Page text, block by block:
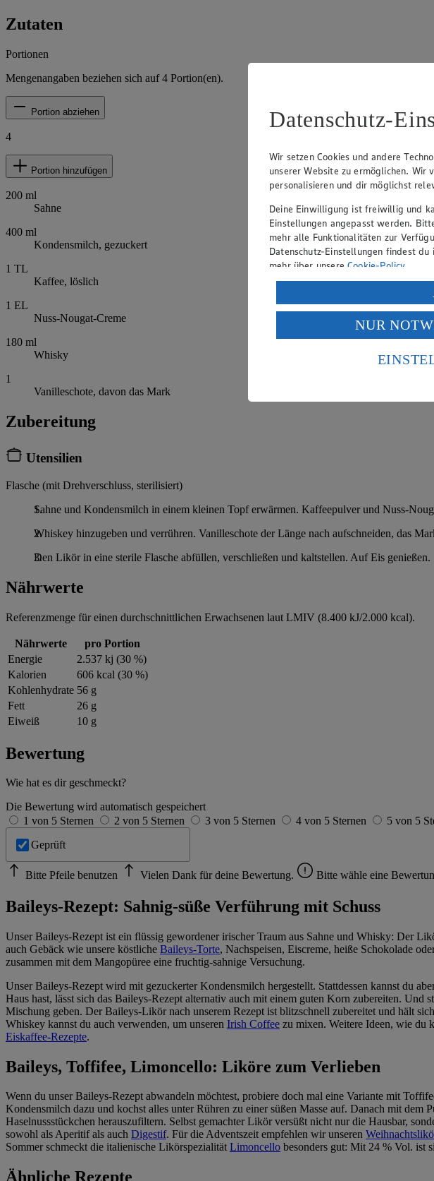
Zutaten
Portionen
Mengenangaben beziehen sich auf4 Portion(en).
Portion abziehen
4
Portion hinzufügen
200 ml
Sahne
400 ml
Kondensmilch, gezuckert
1 TL
Kaffee, löslich
1 EL
Nuss-Nougat-Creme
180 ml
Whisky
1
Vanilleschote, davon das Mark
Zubereitung
Utensilien
Flasche (mit Drehverschluss, sterilisiert)
Sahne und Kondensmilch in einem kleinen Topf erwärmen. Kaffeepulver und Nuss-
Whiskey hinzugeben und verrühren. Vanilleschote der Länge nach aufschneiden, das
Den Likör in eine sterile Flasche abfüllen, verschließen und kaltstellen. Auf Eis genießen.
Nährwerte
Referenzmenge für einen durchschnittlichen Erwachsenen laut LMIV (8.400 kJ/2.000 kcal).
Nährwerte
pro Portion
Energie
2.537 kj (30 %)
Kalorien
606 kcal (30 %)
Kohlenhydrate 56 g
Fett
26 g
Eiweiß
10 g
Bewertung
Wie hat es dir geschmeckt?
Die Bewertung wird automatisch gespeichert
1 von 5 Sternen
2 von 5 Sternen 3 von 5 Sternen 4 von 5 Sternen
5 von 5
Geprüft
Bitte Pfeile benutzen Vielen Dank für deine Bewertung. Bitte wähle eine
Baileys-Rezept: Sahnig-süße Verführung mit Schuss
Unser Baileys-Rezept ist ein flüssig gewordener irischer Traum aus Sahne und Whisky: Der
auch Gebäck wie unsere köstliche Baileys-Torte, Nachspeisen, Eiscreme, heiße Schokolade
zusammen mit dem Mangopüree eine fruchtig-sahnige Versuchung.
Unser Baileys-Rezept wird mit gezuckerter Kondensmilch hergestellt. Stattdessen kannst du
Haus hast, lässt sich das Baileys-Rezept alternativ auch mit einem guten Korn zubereiten.
Mischung geben. Der Baileys-Likör nach unserem Rezept ist blitzschnell zubereitet und hält
Whiskey kannst du auch verwenden, um unseren Irish Coffee zu mixen. Weitere Ideen, wie du
Eiskaffee-Rezepte.
Baileys, Toffifee, Limoncello: Liköre zum Verlieben
Wenn du unser Baileys-Rezept abwandeln möchtest, probiere doch mal eine Variante mit
Kondensmilch dazu und kochst alles unter Rühren zu einer süßen Masse auf. Danach mit
Haselnussstückchen herauszufiltern. Selbst gemachter Likör versüßt nicht nur die Hausbar,
sowohl als Aperitif als auch Digestif. Für die Adventszeit empfehlen wir unseren
Sommer schmeckt die italienische LikörspezialitätLimoncello besonders gut: Mit 24 % Vol. ist
Ähnliche Rezepte
Datenschutz-
Wir setzen Cookies und andere
unserer Website zu ermöglichen. Wir
personalisieren und dir möglichst
Deine Einwilligung ist freiwillig und
Einstellungen angepasst werden.
mehr alle Funktionalitäten zur
Datenschutz-Einstellungen findest du
mehr über unsereCookie-Policy.
Verarbeitung deiner
Wenn du auf „Aktivieren“ klickst,
ein, dass deine Daten in den USA
einem nach europäischen Standards
Risiko eines Zugriffs durch US-
NUR